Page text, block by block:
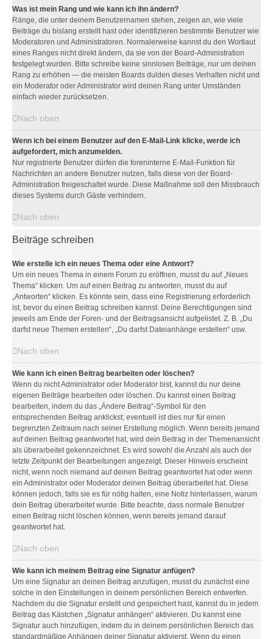
Was ist mein Rang und wie kann ich ihn ändern?
Ränge, die unter deinem Benutzernamen stehen, zeigen an, wie viele
Beiträge du bislang erstellt hast oder identifizieren bestimmte Benutzer wie
Moderatoren und Administratoren. Normalerweise kannst du den Wortlaut
eines Ranges nicht direkt ändern, da sie von der Board-Administration
festgelegt wurden. Bitte schreibe keine sinnlosen Beiträge, nur um deinen
Rang zu erhöhen — die meisten Boards dulden dieses Verhalten nicht und
ein Moderator oder Administrator wird deinen Rang unter Umständen
einfach wieder zurücksetzen.
Nach oben
Wenn ich bei einem Benutzer auf den E-Mail-Link klicke, werde ich
aufgefordert, mich anzumelden.
Nur registrierte Benutzer dürfen die foreninterne E-Mail-Funktion für
Nachrichten an andere Benutzer nutzen, falls diese von der Board-
Administration freigeschaltet wurde. Diese Maßnahme soll den Missbrauch
dieses Systems durch Gäste verhindern.
Nach oben
Beiträge schreiben
Wie erstelle ich ein neues Thema oder eine Antwort?
Um ein neues Thema in einem Forum zu eröffnen, musst du auf „Neues
Thema“ klicken. Um auf einen Beitrag zu antworten, musst du auf
„Antworten“ klicken. Es könnte sein, dass eine Registrierung erforderlich
ist, bevor du einen Beitrag schreiben kannst. Deine Berechtigungen sind
jeweils am Ende der Foren- und der Beitragsansicht aufgelistet. Z. B. „Du
darfst neue Themen erstellen“, „Du darfst Dateianhänge erstellen“ usw.
Nach oben
Wie kann ich einen Beitrag bearbeiten oder löschen?
Wenn du nicht Administrator oder Moderator bist, kannst du nur deine
eigenen Beiträge bearbeiten oder löschen. Du kannst einen Beitrag
bearbeiten, indem du das „Ändere Beitrag“-Symbol für den
entsprechenden Beitrag anklickst; eventuell ist dies nur für einen
begrenzten Zeitraum nach seiner Erstellung möglich. Wenn bereits jemand
auf deinen Beitrag geantwortet hat, wird dein Beitrag in der Themenansicht
als überarbeitet gekennzeichnet. Es wird sowohl die Anzahl als auch der
letzte Zeitpunkt der Bearbeitungen angezeigt. Dieser Hinweis erscheint
nicht, wenn noch niemand auf deinen Beitrag geantwortet hat oder wenn
ein Administrator oder Moderator deinen Beitrag überarbeitet hat. Diese
können jedoch, falls sie es für nötig halten, eine Notiz hinterlassen, warum
dein Beitrag überarbeitet wurde. Bitte beachte, dass normale Benutzer
einen Beitrag nicht löschen können, wenn bereits jemand darauf
geantwortet hat.
Nach oben
Wie kann ich meinem Beitrag eine Signatur anfügen?
Um eine Signatur an deinen Beitrag anzufügen, musst du zunächst eine
solche in den Einstellungen in deinem persönlichen Bereich entwerfen.
Nachdem du die Signatur erstellt und gespeichert hast, kannst du in jedem
Beitrag das Kästchen „Signatur anhängen“ aktivieren. Du kannst eine
Signatur auch hinzufügen, indem du in deinem persönlichen Bereich das
standardmäßige Anhängen deiner Signatur aktivierst. Wenn du einen